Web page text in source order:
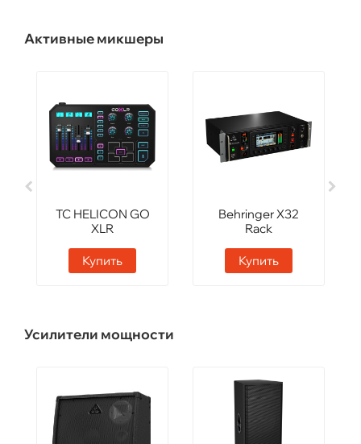
Активные микшеры
TC HELICON GO
XLR
Купить
Behringer X32
Rack
Купить
Усилители мощности